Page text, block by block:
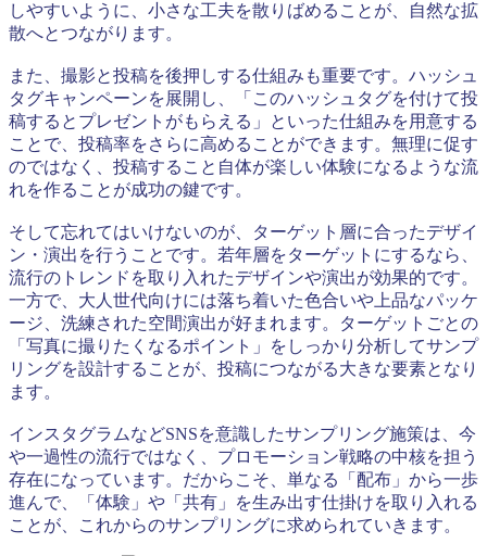
しやすいように、小さな工夫を散りばめることが、自然な拡
散へとつながります。
また、撮影と投稿を後押しする仕組みも重要です。ハッシュ
タグキャンペーンを展開し、「このハッシュタグを付けて投
稿するとプレゼントがもらえる」といった仕組みを用意する
ことで、投稿率をさらに高めることができます。無理に促す
のではなく、投稿すること自体が楽しい体験になるような流
れを作ることが成功の鍵です。
そして忘れてはいけないのが、ターゲット層に合ったデザイ
ン・演出を行うことです。若年層をターゲットにするなら、
流行のトレンドを取り入れたデザインや演出が効果的です。
一方で、大人世代向けには落ち着いた色合いや上品なパッケ
ージ、洗練された空間演出が好まれます。ターゲットごとの
「写真に撮りたくなるポイント」をしっかり分析してサンプ
リングを設計することが、投稿につながる大きな要素となり
ます。
インスタグラムなどSNSを意識したサンプリング施策は、今
や一過性の流行ではなく、プロモーション戦略の中核を担う
存在になっています。だからこそ、単なる「配布」から一歩
進んで、「体験」や「共有」を生み出す仕掛けを取り入れる
ことが、これからのサンプリングに求められていきます。